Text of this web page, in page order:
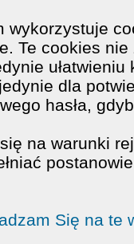
wykorzystuje
Te cookies
dla
hasła,
na warunki
Się na te